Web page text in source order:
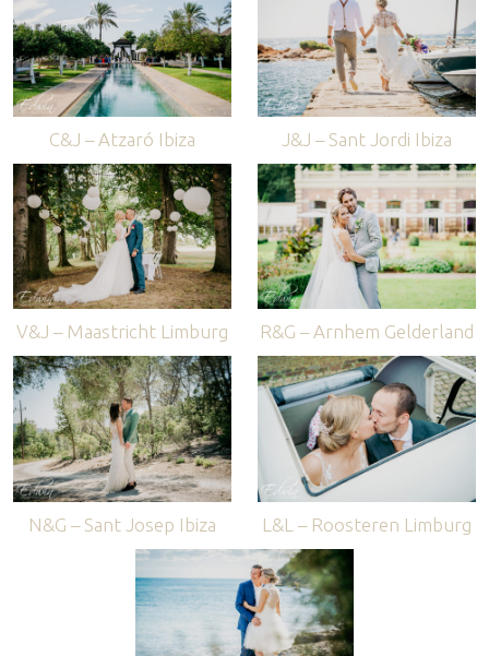
C&J – Atzaró Ibiza J&J – Sant Jordi Ibiza
V&J – Maastricht Limburg R&G – Arnhem Gelderland
N&G – Sant Josep Ibiza L&L – Roosteren Limburg